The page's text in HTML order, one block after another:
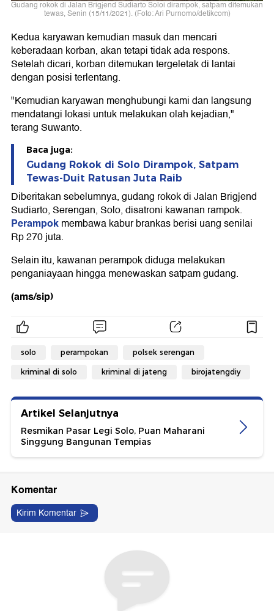
Gudang rokok di Jalan Brigjend Sudiarto Soloi dirampok, satpam ditemukan
tewas, Senin (15/11/2021). (Foto: Ari Purnomo/detikcom)
Kedua karyawan kemudian masuk dan mencari
keberadaan korban, akan tetapi tidak ada respons.
Setelah dicari, korban ditemukan tergeletak di lantai
dengan posisi terlentang.
"Kemudian karyawan menghubungi kami dan langsung
mendatangi lokasi untuk melakukan olah kejadian,"
terang Suwanto.
Baca juga:
Gudang Rokok di Solo Dirampok, Satpam
Tewas-Duit Ratusan Juta Raib
Diberitakan sebelumnya, gudang rokok di Jalan Brigjend
Sudiarto, Serengan, Solo, disatroni kawanan rampok.
Perampokmembawa kabur brankas berisi uang senilai
Rp 270 juta.
Selain itu, kawanan perampok diduga melakukan
penganiayaan hingga menewaskan satpam gudang.
(ams/sip)
solo perampokan polsek serengan
kriminal di solo kriminal di jateng birojatengdiy
Artikel Selanjutnya
Resmikan Pasar Legi Solo, Puan Maharani
Singgung Bangunan Tempias